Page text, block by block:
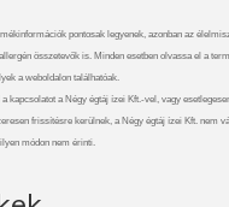
pontosak legyenek, azonban az
összetevők is. Minden esetben olvassa el a
a weboldalon találhatóak.
kapcsolatot a Négy égtáj ízei Kft.-vel, vagy
frissítésre kerülnek, a Négy égtáj ízei Kft. nem
módon nem érinti.